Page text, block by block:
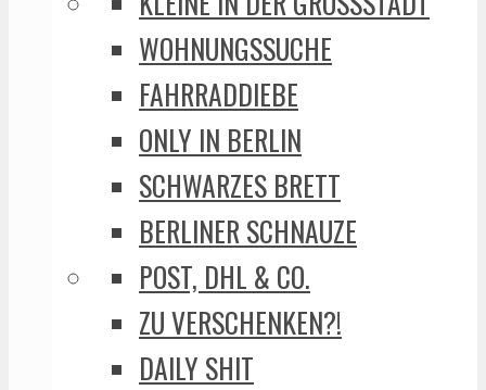
WOHNUNGSSUCHE
FAHRRADDIEBE
ONLY IN BERLIN
SCHWARZES BRETT
BERLINER SCHNAUZE
POST, DHL & CO.
ZU VERSCHENKEN?!
DAILY SHIT